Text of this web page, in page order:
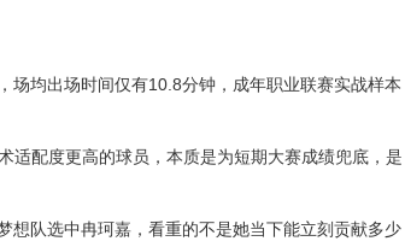
场均出场时间仅有10.8分钟，成年职业联赛实战样本
适配度更高的球员，本质是为短期大赛成绩兜底，是
想队选中冉珂嘉，看重的不是她当下能立刻贡献多少